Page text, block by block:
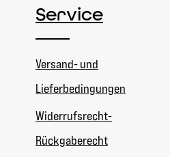
Service
Versand- und
Lieferbedingungen
Widerrufsrecht-
Rückgaberecht